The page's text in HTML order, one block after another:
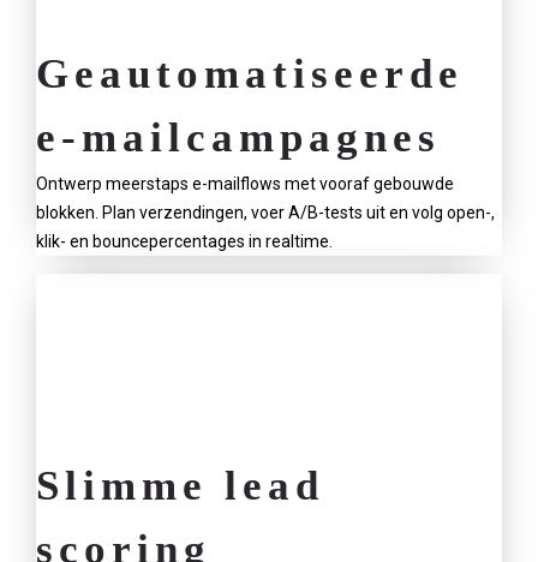
Geautomatiseerde
e-mailcampagnes
Ontwerp meerstaps e-mailflows met vooraf gebouwde
blokken. Plan verzendingen, voer A/B-tests uit en volg open-,
klik- en bouncepercentages in realtime.
Slimme lead
scoring